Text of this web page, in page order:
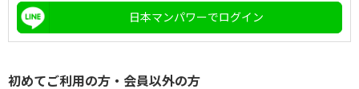
日本マンパワーでログイン
初めてご利用の方・会員以外の方